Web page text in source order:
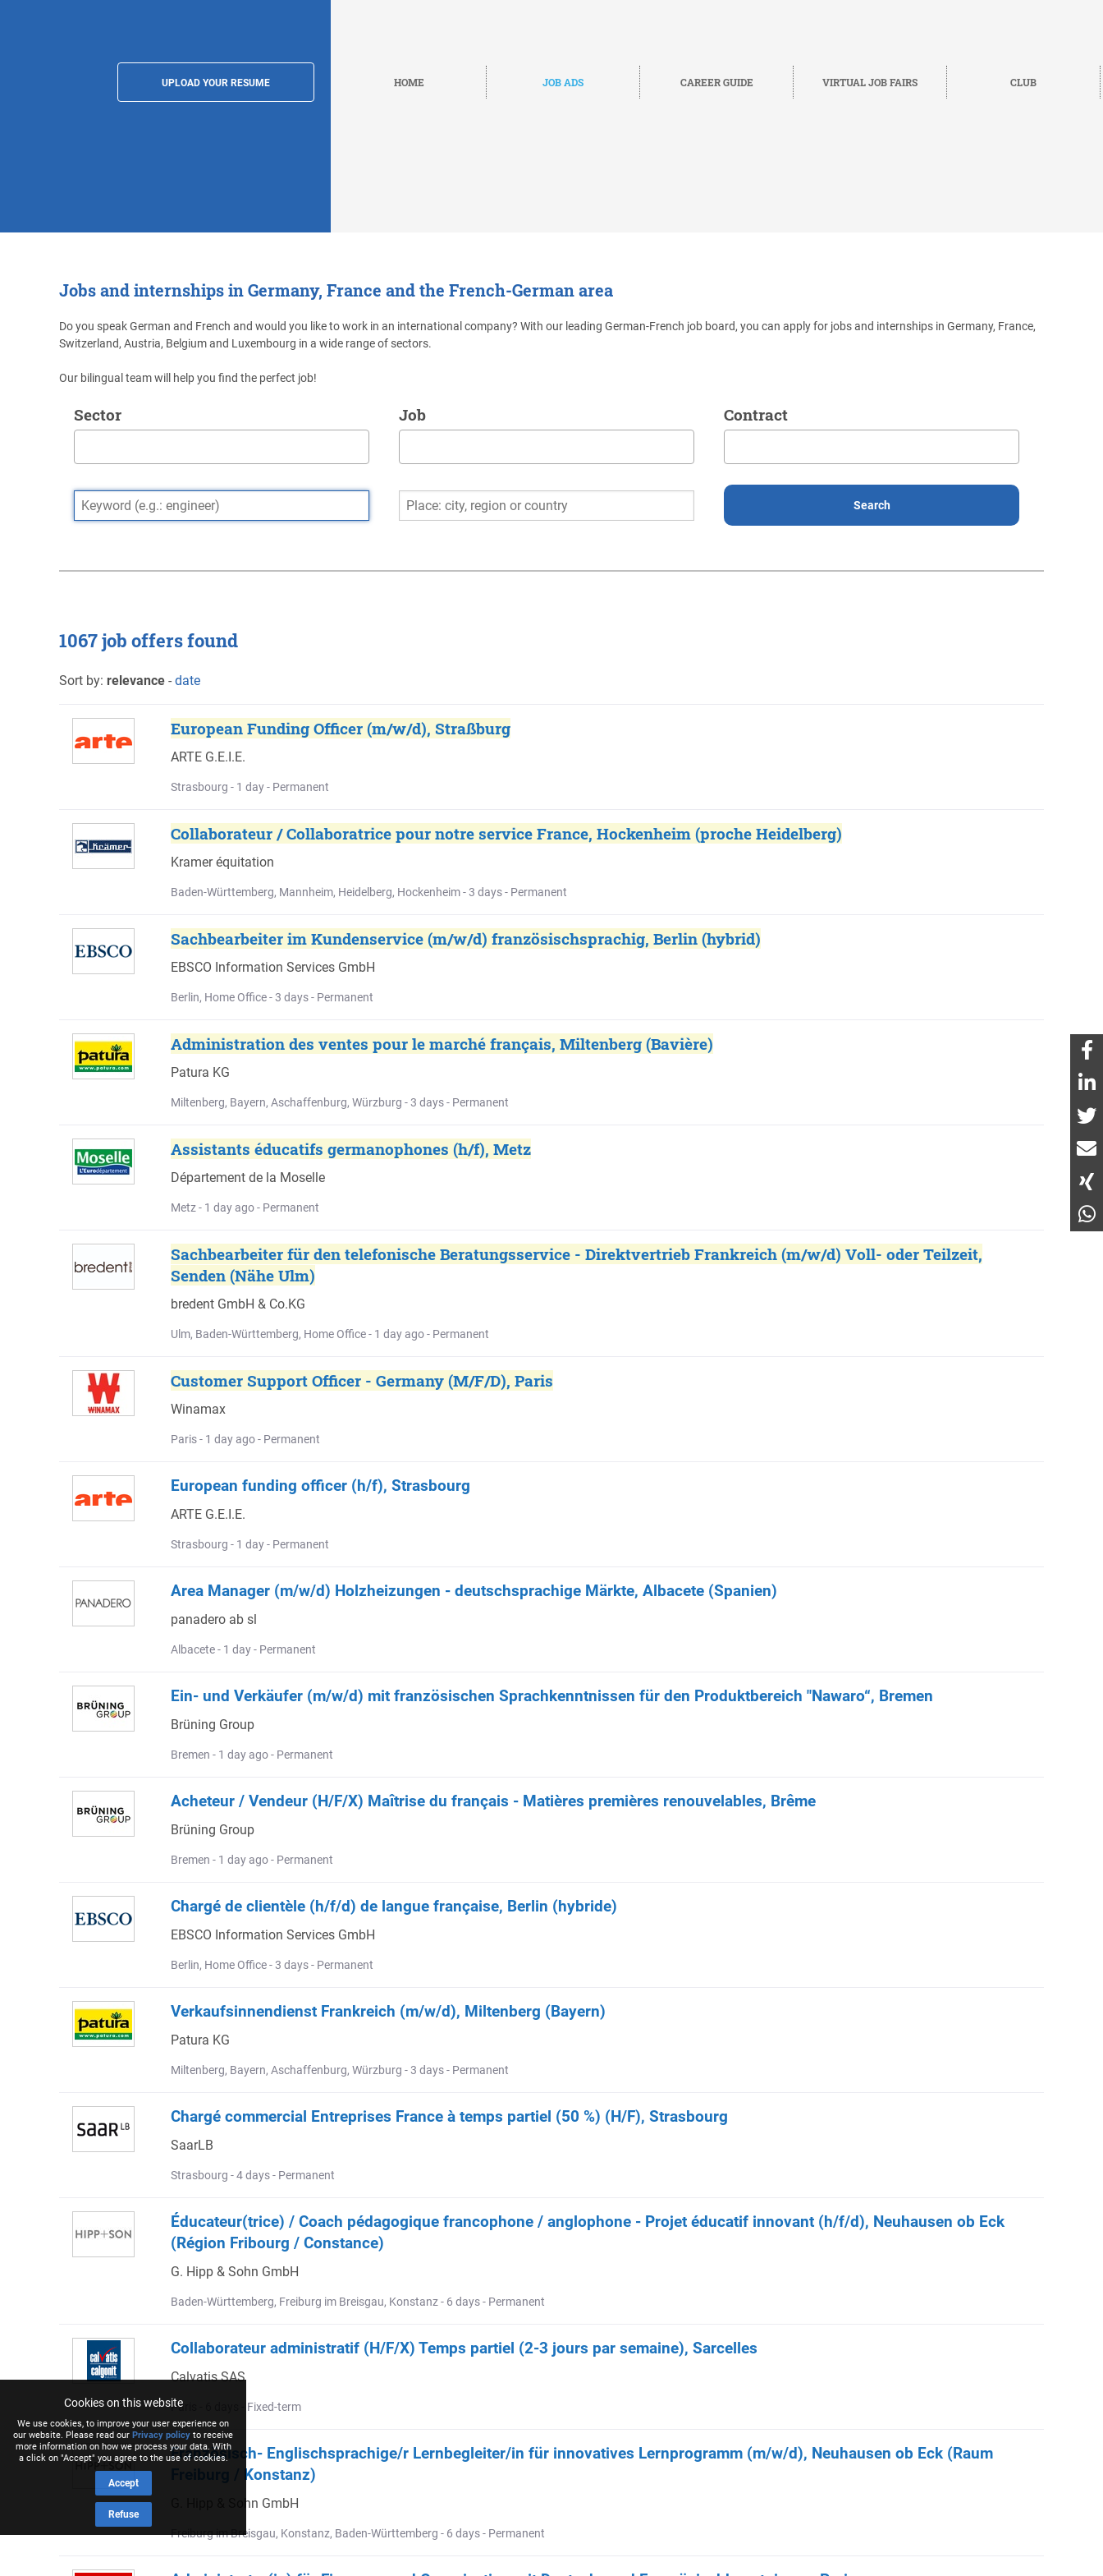
UPLOAD YOUR RESUME HOME JOB ADS CAREER GUIDE VIRTUAL JOB FAIRS CLUB
Jobs and internships in Germany, France and the French-German area
Do you speak German and French and would you like to work in an international company? With our leading German-French job board, you can apply for jobs and internships in Germany, France,
Switzerland, Austria, Belgium and Luxembourg in a wide range of sectors.
Our bilingual team will help you find the perfect job!
Sector Job Contract
1067 job offers found
Sort by: relevance - date
European Funding Officer (m/w/d), Straßburg
ARTE G.E.I.E.
Strasbourg - 1 day - Permanent
Collaborateur / Collaboratrice pour notre service France, Hockenheim (proche Heidelberg)
Kramer équitation
Baden-Württemberg, Mannheim, Heidelberg, Hockenheim - 3 days - Permanent
Sachbearbeiter im Kundenservice (m/w/d) französischsprachig, Berlin (hybrid)
EBSCO Information Services GmbH
Berlin, Home Office - 3 days - Permanent
Administration des ventes pour le marché français, Miltenberg (Bavière)
Patura KG
Miltenberg, Bayern, Aschaffenburg, Würzburg - 3 days - Permanent
Assistants éducatifs germanophones (h/f), Metz
Département de la Moselle
Metz - 1 day ago - Permanent
Sachbearbeiter für den telefonische Beratungsservice - Direktvertrieb Frankreich (m/w/d) Voll- oder Teilzeit,
Senden (Nähe Ulm)
bredent GmbH & Co.KG
Ulm, Baden-Württemberg, Home Office - 1 day ago - Permanent
Customer Support Officer - Germany (M/F/D), Paris
Winamax
Paris - 1 day ago - Permanent
European funding officer (h/f), Strasbourg
ARTE G.E.I.E.
Strasbourg - 1 day - Permanent
Area Manager (m/w/d) Holzheizungen - deutschsprachige Märkte, Albacete (Spanien)
panadero ab sl
Albacete - 1 day - Permanent
Ein- und Verkäufer (m/w/d) mit französischen Sprachkenntnissen für den Produktbereich "Nawaro“, Bremen
Brüning Group
Bremen - 1 day ago - Permanent
Acheteur / Vendeur (H/F/X) Maîtrise du français - Matières premières renouvelables, Brême
Brüning Group
Bremen - 1 day ago - Permanent
Chargé de clientèle (h/f/d) de langue française, Berlin (hybride)
EBSCO Information Services GmbH
Berlin, Home Office - 3 days - Permanent
Verkaufsinnendienst Frankreich (m/w/d), Miltenberg (Bayern)
Patura KG
Miltenberg, Bayern, Aschaffenburg, Würzburg - 3 days - Permanent
Chargé commercial Entreprises France à temps partiel (50 %) (H/F), Strasbourg
SaarLB
Strasbourg - 4 days - Permanent
Éducateur(trice) / Coach pédagogique francophone / anglophone - Projet éducatif innovant (h/f/d), Neuhausen ob Eck
(Région Fribourg / Constance)
G. Hipp & Sohn GmbH
Baden-Württemberg, Freiburg im Breisgau, Konstanz - 6 days - Permanent
Collaborateur administratif (H/F/X) Temps partiel (2-3 jours par semaine), Sarcelles
Calvatis SAS
Paris - 6 days - Fixed-term
Französisch- Englischsprachige/r Lernbegleiter/in für innovatives Lernprogramm (m/w/d), Neuhausen ob Eck (Raum
Freiburg / Konstanz)
G. Hipp & Sohn GmbH
Freiburg im Breisgau, Konstanz, Baden-Württemberg - 6 days - Permanent
Cookies on this website
We use cookies, to improve your user experience on
our website. Please read our Privacy policy to receive
more information on how we process your data. With
a click on "Accept" you agree to the use of cookies.
Accept
Refuse